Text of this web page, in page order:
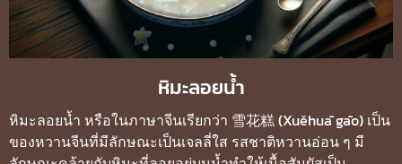
หิมะลอยน้ำ
หิมะลอยน้ำ หรือในภาษาจีนเรียกว่า 雪花糕 (Xuěhuā gāo) เป็น
ของหวานจีนที่มีลักษณะเป็นเจลลี่ใส รสชาติหวานอ่อน ๆ มี